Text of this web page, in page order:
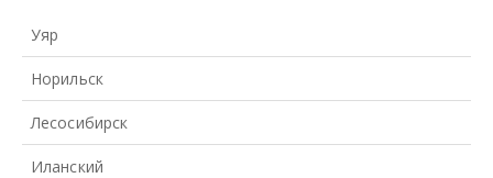
Уяр
Норильск
Лесосибирск
Иланский